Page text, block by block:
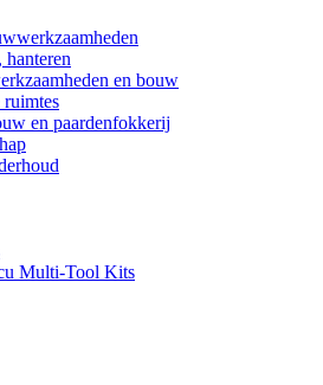
hanteren
en bouw
ruimtes
en paardenfokkerij
Multi-Tool Kits